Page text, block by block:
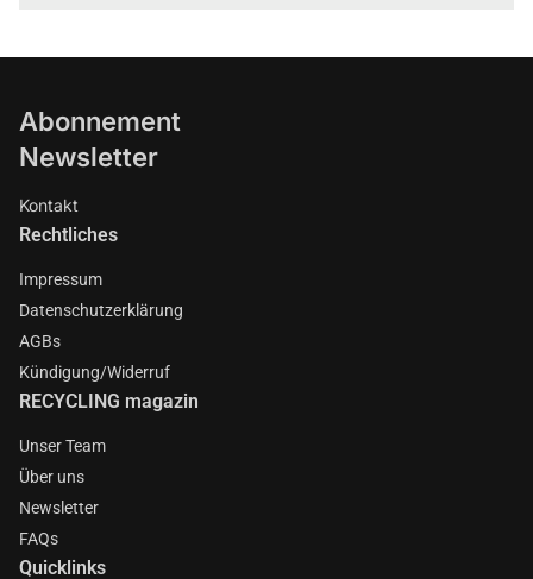
Abonnement
Newsletter
Kontakt
Rechtliches
Impressum
Datenschutzerklärung
AGBs
Kündigung/Widerruf
RECYCLING magazin
Unser Team
Über uns
Newsletter
FAQs
Quicklinks